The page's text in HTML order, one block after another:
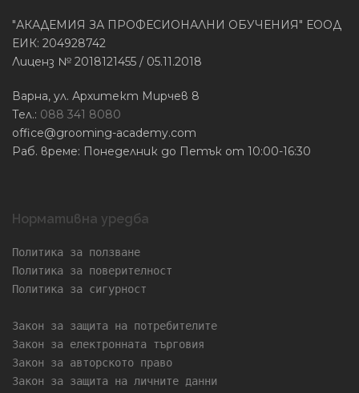
"АКАДЕМИЯ ЗА ПРОФЕСИОНАЛНИ ОБУЧЕНИЯ" ЕООД
ЕИК: 204928742
Лиценз № 2018121455 / 05.11.2018
Варна, ул. Архитект Мирчев 8
Тел.: 088 341 8080
office@grooming-academy.com
Раб. време: Понеделник до Петък от 10:00-16:30
Нормативна уредба
Политика за ползване
Политика за поверителност
Политика за сигурност
Закон за защита на потребителите
Закон за електронната търговия
Закон за авторското право
Закон за защита на личните данни